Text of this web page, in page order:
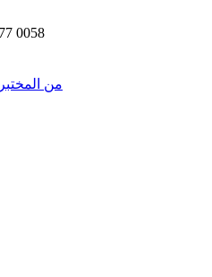
0058
من